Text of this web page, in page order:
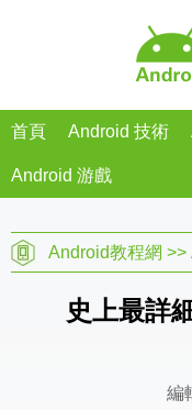
首頁 Android 技術
Android 游戲
Android教程網 >>
史上最詳
編